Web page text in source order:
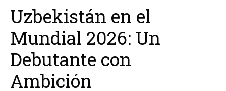
Uzbekistán en el
Mundial 2026: Un
Debutante con
Ambición